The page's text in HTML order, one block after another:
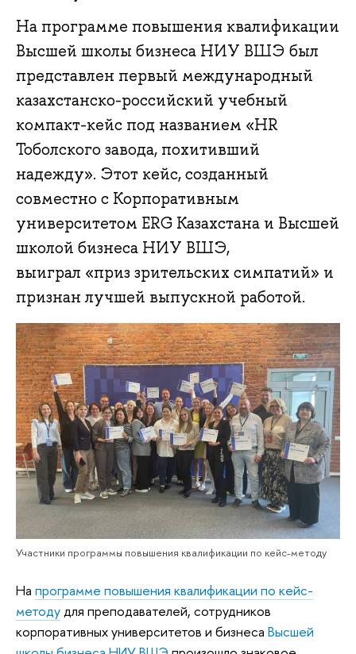
На программе повышения квалификации
Высшей школы бизнеса НИУ ВШЭ был
представлен первый международный
казахстанско-российский учебный
компакт-кейс под названием «HR
Тоболского завода, похитивший
надежду». Этот кейс, созданный
совместно с Корпоративным
университетом ERG Казахстана и Высшей
школой бизнеса НИУ ВШЭ,
выиграл «приз зрительских симпатий» и
признан лучшей выпускной работой.
Участники программы повышения квалификации по кейс-методу
На программе повышения квалификации по кейс-
методудля преподавателей, сотрудников
корпоративных университетов и бизнеса Высшей